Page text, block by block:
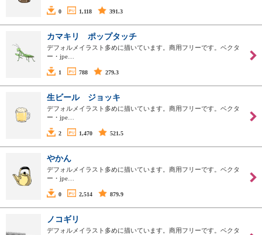
0 1,118 391.3
カマキリ ポップタッチ
デフォルメイラスト多めに描いています。商用フリーです。ベクタ
ー・jpe…
1 788 279.3
生ビール ジョッキ
デフォルメイラスト多めに描いています。商用フリーです。ベクタ
ー・jpe…
2 1,470 521.5
やかん
デフォルメイラスト多めに描いています。商用フリーです。ベクタ
ー・jpe…
0 2,514 879.9
ノコギリ
デフォルメイラスト多めに描いています。商用フリーです。ベクタ